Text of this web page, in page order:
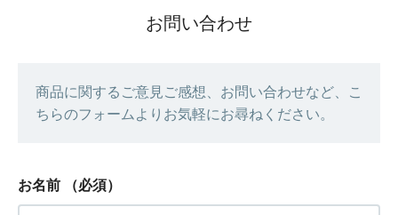
お問い合わせ
商品に関するご意見ご感想、お問い合わせなど、こ
ちらのフォームよりお気軽にお尋ねください。
お名前 （必須）